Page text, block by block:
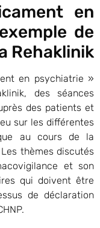
en
de
Rehaklinik
en psychiatrie »
des séances
des patients et
sur les différentes
au cours de la
thèmes discutés
et son
qui doivent être
de déclaration